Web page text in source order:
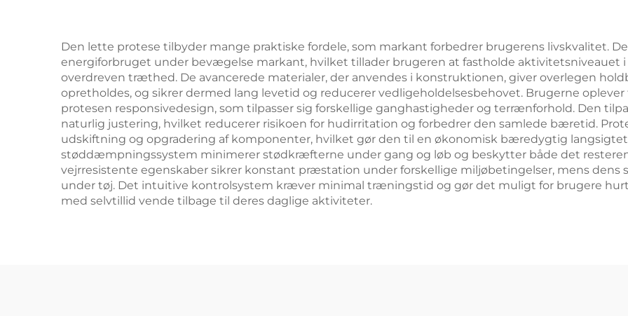
Den lette protese tilbyder mange praktiske fordele, som markant forbedrer brugerens livskvalitet.
energiforbruget under bevægelse markant, hvilket tillader brugeren at fastholde aktivitetsniveauet
overdreven træthed. De avancerede materialer, der anvendes i konstruktionen, giver overlegen
opretholdes, og sikrer dermed lang levetid og reducerer vedligeholdelsesbehovet. Brugerne
protesen responsivedesign, som tilpasser sig forskellige ganghastigheder og terrænforhold. Den
naturlig justering, hvilket reducerer risikoen for hudirritation og forbedrer den samlede bæretid.
udskiftning og opgradering af komponenter, hvilket gør den til en økonomisk bæredygtig langsigtet
støddæmpningssystem minimerer stødkræfterne under gang og løb og beskytter både det
vejrresistente egenskaber sikrer konstant præstation under forskellige miljøbetingelser, mens
under tøj. Det intuitive kontrolsystem kræver minimal træningstid og gør det muligt for brugere
med selvtillid vende tilbage til deres daglige aktiviteter.